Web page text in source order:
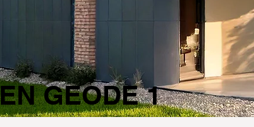
GEODE 1